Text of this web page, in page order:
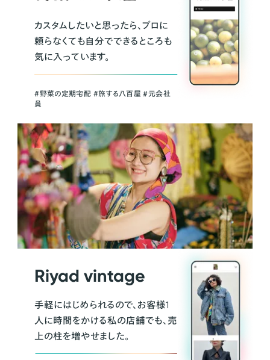
カスタムしたいと思ったら、プロに
頼らなくても自分でできるところも
気に入っています。
＃野菜の定期宅配 ＃旅する八百屋 ＃元会社
員
Riyad vintage
手軽にはじめられるので、お客様1
人に時間をかける私の店舗でも、売
上の柱を増やせました。